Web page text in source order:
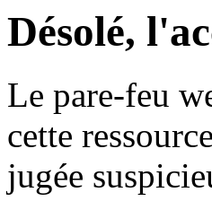
Désolé,
Le pare-feu
cette
jugée